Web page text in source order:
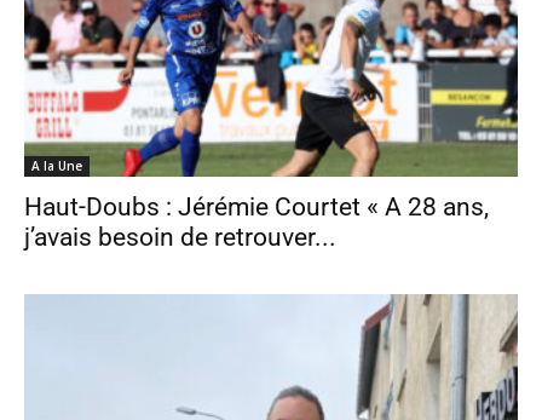
A la Une
Haut-Doubs : Jérémie Courtet « A 28 ans,
j’avais besoin de retrouver...